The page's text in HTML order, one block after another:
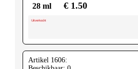
28 ml € 1.50
Uitverkocht
Artikel 1606: